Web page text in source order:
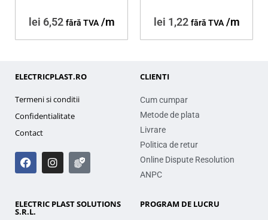
lei 6,52 fără TVA /m lei 1,22 fără TVA /m
ELECTRICPLAST.RO
Termeni si conditii
Confidentialitate
Contact
CLIENTI
Cum cumpar
Metode de plata
Livrare
Politica de retur
Online Dispute Resolution
ANPC
ELECTRIC PLAST SOLUTIONS
S.R.L.
PROGRAM DE LUCRU